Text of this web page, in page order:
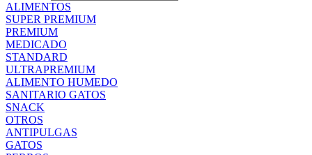
ALIMENTOS
SUPER PREMIUM
PREMIUM
MEDICADO
STANDARD
ULTRAPREMIUM
ALIMENTO HUMEDO
SANITARIO GATOS
SNACK
OTROS
ANTIPULGAS
GATOS